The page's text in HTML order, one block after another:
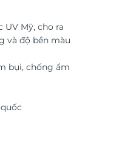
Mỹ, cho ra
và độ bền màu
bụi, chống ẩm